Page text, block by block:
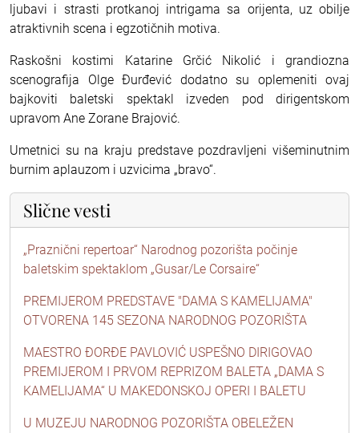
ljubavi i strasti protkanoj intrigama sa orijenta, uz obilje
atraktivnih scena i egzotičnih motiva.
Raskošni kostimi Katarine Grčić Nikolić i grandiozna
scenografija Olge Đurđević dodatno su oplemeniti ovaj
bajkoviti baletski spektakl izveden pod dirigentskom
upravom Ane Zorane Brajović.
Umetnici su na kraju predstave pozdravljeni višeminutnim
burnim aplauzom i uzvicima „bravo“.
Slične vesti
„Praznični repertoar“ Narodnog pozorišta počinje
baletskim spektaklom „Gusar/Le Corsaire“
PREMIJEROM PREDSTAVE "DAMA S KAMELIJAMA"
OTVORENA 145 SEZONA NARODNOG POZORIŠTA
MAESTRO ĐORĐE PAVLOVIĆ USPEŠNO DIRIGOVAO
PREMIJEROM I PRVOM REPRIZOM BALETA „DAMA S
KAMELIJAMA“ U MAKEDONSKOJ OPERI I BALETU
U MUZEJU NARODNOG POZORIŠTA OBELEŽEN